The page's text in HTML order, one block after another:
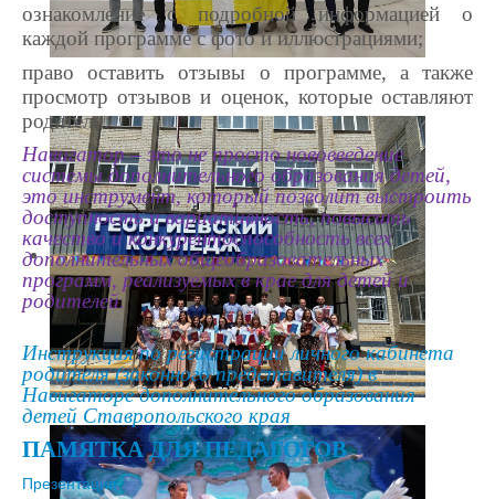
ознакомление с подробной информацией о
каждой программе с фото и иллюстрациями;
право оставить отзывы о программе, а также
просмотр отзывов и оценок, которые оставляют
родители.
Навигатор – это не просто нововведение
системы дополнительного образования детей,
это инструмент, который позволит выстроить
доступность и вариативность, повысить
качество и конкурентоспособность всех
дополнительных общеобразовательных
программ, реализуемых в крае для детей и
родителей.
Инструкция по регистрации личного кабинета
родителя (законного представителя) в
Навигаторе дополнительного образования
детей Ставропольского края
ПАМЯТКА ДЛЯ ПЕДАГОГОВ
Презентация